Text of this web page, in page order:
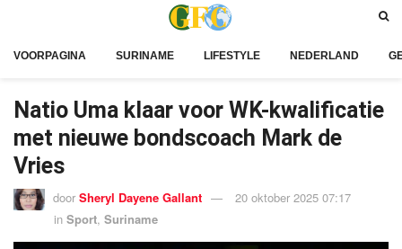
VOORPAGINA SURINAME LIFESTYLE NEDERLAND
Natio Uma klaar voor WK-kwalificatie
met nieuwe bondscoach Mark de
Vries
door Sheryl Dayene Gallant
20 oktober 2025 07:17
in Sport, Suriname